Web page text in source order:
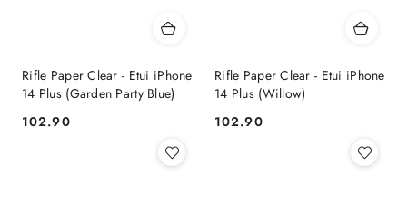
Rifle Paper Clear - Etui iPhone
14 Plus (Garden Party Blue)
Cena:
102.90
Rifle Paper Clear - Etui iPhone
14 Plus (Willow)
Cena:
102.90